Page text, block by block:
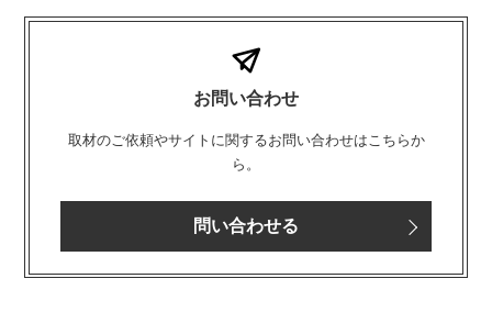
お問い合わせ
取材のご依頼やサイトに関するお問い合わせはこちらか
ら。
問い合わせる